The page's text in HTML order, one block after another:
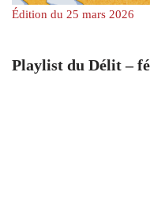
Édition du 25 mars 2026
Playlist du Délit –